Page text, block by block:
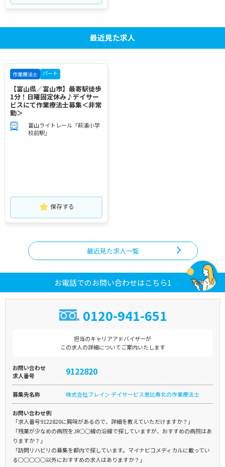
最近見た求人
作業療法士 パート
【富山県／富山市】最寄駅徒歩
1分！日曜固定休み♪デイサー
ビスにて作業療法士募集＜非常
勤＞
富山ライトレール「萩浦小学
校前駅」
保存する
最近見た求人一覧
お電話でのお問い合わせはこちら1
0120-941-651
担当のキャリアアドバイザーが
この求人の詳細についてご案内いたします
お問い合わせ
求人番号
9122820
募集先名称 株式会社ブレイン デイサービス恵比寿北の作業療法士
お問い合わせ例
「求人番号9122820に興味があるので、詳細を教えていただけますか？」
「残業が少なめの病院をJR○○線の沿線で探していますが、おすすめの病院はあ
りますか？」
「訪問リハビリの募集を都内で探しています。マイナビコメディカルに載ってい
る○○○○○以外におすすめの求人はありますか？」